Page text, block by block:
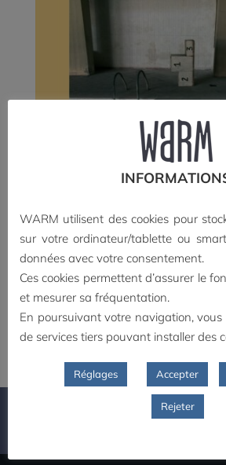
Juan Pablo Espinoza | Hervé
corps
10,00
Ajouter au panier
PAIEMENT SECURISE
WARM utilisent des cookies pour
sur votre ordinateur/tablette ou
données avec votre consentement.
Ces cookies permettent d’assurer le
et mesurer sa fréquentation.
En poursuivant votre navigation,
de services tiers pouvant installer des
Réglages Accepter
Rejeter